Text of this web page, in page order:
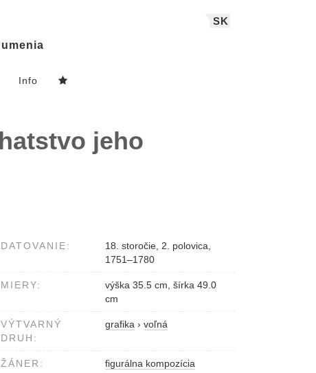
SK
umenia
Info
jeho
DATOVANIE:
18. storočie, 2. polovica,
1751–1780
MIERY:
výška 35.5 cm, šírka 49.0
cm
VÝTVARNÝ
DRUH:
grafika › voľná
ŽÁNER: figurálna kompozícia